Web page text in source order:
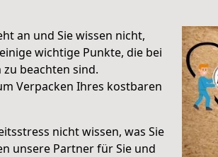
an und Sie wissen nicht,
wichtige Punkte, die bei
beachten sind.
Verpacken Ihres kostbaren
nicht wissen, was Sie
unsere Partner für Sie und